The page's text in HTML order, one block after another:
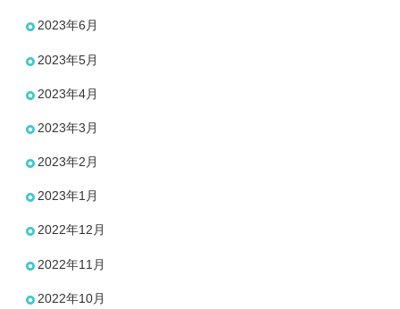
2023年6月
2023年5月
2023年4月
2023年3月
2023年2月
2023年1月
2022年12月
2022年11月
2022年10月